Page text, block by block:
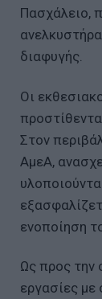
Πασχάλειο,
διαφυγής.
Οι
Στον
ΑμεΑ,
ενοποίηση
Ως προς την
εργασίες με